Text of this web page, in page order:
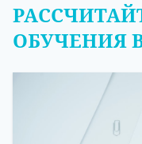
ОБУЧЕНИЯ